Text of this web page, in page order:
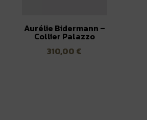
Aurélie Bidermann –
Collier Palazzo
310,00 €